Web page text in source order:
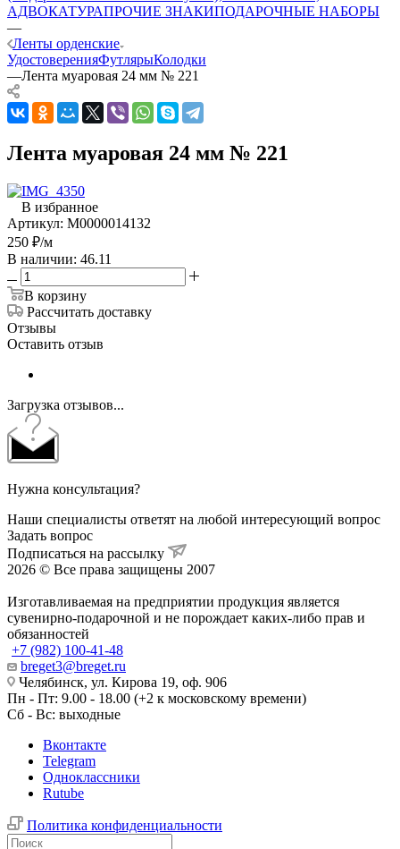
АДВОКАТУРАПРОЧИЕ ЗНАКИПОДАРОЧНЫЕ НАБОРЫ
—
Ленты орденские
УдостоверенияФутлярыКолодки
—Лента муаровая 24 мм № 221
Лента муаровая 24 мм № 221
В избранное
Артикул: М0000014132
250 ₽/м
В наличии: 46.11
В корзину
Рассчитать доставку
Отзывы
Оставить отзыв
Загрузка отзывов...
Нужна консультация?
Наши специалисты ответят на любой интересующий вопрос
Задать вопрос
Подписаться на рассылку
2026 © Все права защищены 2007
Изготавливаемая на предприятии продукция является
сувенирно-подарочной и не порождает каких-либо прав и
обязанностей
+7 (982) 100-41-48
breget3@breget.ru
Челябинск, ул. Кирова 19, оф. 906
Пн - Пт: 9.00 - 18.00 (+2 к московскому времени)
Сб - Вс: выходные
Вконтакте
Telegram
Одноклассники
Rutube
Политика конфиденциальности